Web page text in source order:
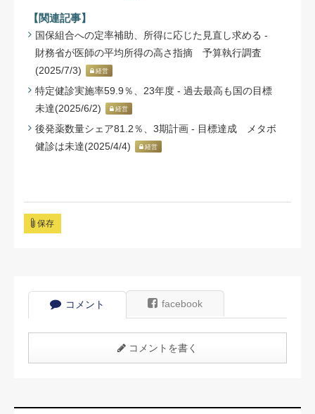
【関連記事】
国保組合への定率補助、所得に応じた見直し求める -
財務省が医師の平均所得の高さ指摘 予算執行調査
(2025/7/3)
経営
特定健診実施率59.9％、23年度 - 過去最高も国の目標
未達(2025/6/2)
経営
後発薬数量シェア81.2％、3期計画 - 目標達成 メタボ
健診は未達(2025/4/4)
経営
保存
コメント facebook
コメントを書く